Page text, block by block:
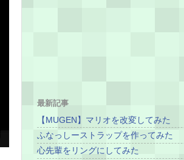
最新記事
【MUGEN】マリオを改変してみた
ふなっしーストラップを作ってみた
心先輩をリングにしてみた